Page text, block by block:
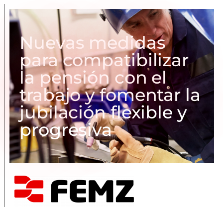
Nuevas medidas
para compatibilizar
la pensión con el
trabajo y fomentar la
jubilación flexible y
progresiva